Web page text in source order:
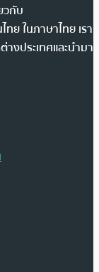
วกับ
ย ในภาษาไทย เรา
งประเทศและนำมา